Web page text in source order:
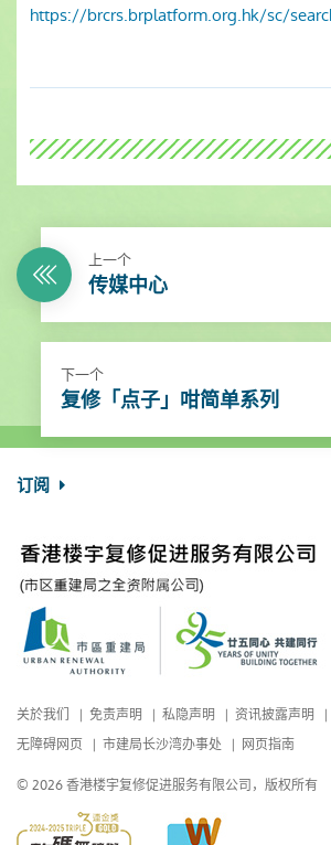
https://brcrs.brplatform.org.hk/sc/
上一个
传媒中心
下一个
复修「点子」咁简单系列
订阅
关於我们 免责声明 私隐声明 资讯披露声明
无障碍网页
市建局长沙湾办事处 网页指南
© 2026 香港楼宇复修促进服务有限公司，版权所有